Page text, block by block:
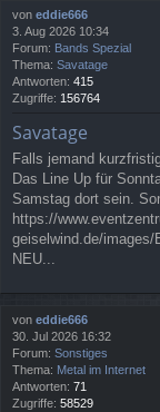
von eddie666
3. Aug 2026 10:34
Forum: Bands Spezial
Thema: Savatage
Antworten: 415
Zugriffe: 156764
Savatage
Falls jemand
Das Line Up für
Samstag dort sein.
https://
geiselwind.de/images/
NEU...
von eddie666
30. Jul 2026 16:32
Forum: Sonstiges
Thema: Metal im Internet
Antworten: 71
Zugriffe: 58529